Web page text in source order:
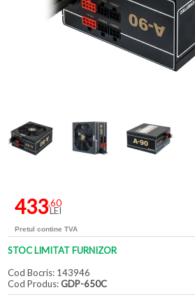
433,60
LEI
Pretul contine TVA
STOC LIMITAT FURNIZOR
Cod Bocris: 143946
Cod Produs:GDP-650C